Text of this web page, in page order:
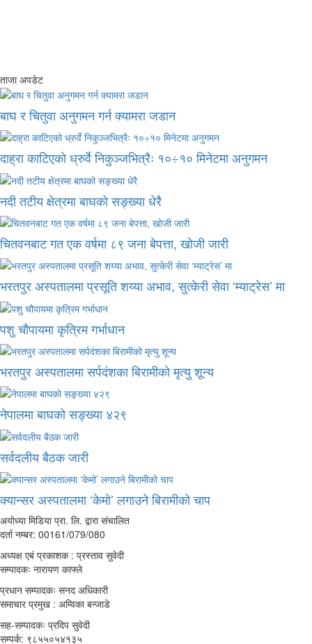
ताजा अपडेट
बाघ र चितुवा अनुगमन गर्न क्यामरा जडान
दाह्रा काटिएको ध्रुर्वे निकुञ्जभित्रैः १०÷१० मिनेटमा अनुगमन
नदी तटीय क्षेत्रमा बाघको सङ्ख्या धेरै
चितवनबाट गत एक वर्षमा ८९ जना बेपत्ता, खोजी जारी
भरतपुर अस्पतालमा प्रसूति शय्या अभाव, सुत्केरी सेवा ‘म्याट्रेस’ मा
पशु चौपायमा कृत्रिम गर्भाधान
भरतपुर अस्पतालमा सर्पदंशका बिरामीको मृत्यु शून्य
नेपालमा बाघको सङ्ख्या ४२९
सर्वदलीय बैठक जारी
क्यान्सर अस्पतालमा ‘केमो’ लगाउने बिरामीको चाप
अयोध्या मिडिया प्रा. लि. द्वारा संचालित
दर्ता नम्बर: 00161/079/080
अध्यक्ष एबं प्रकाशक : प्रस्ताव सुवेदी
सम्पादकः नारायण काफ्ले
प्रधान सम्पादकः सनद अधिकारी
समाचार प्रमुख : अम्विका बन्जाडे
सह-सम्पादकः प्रदिप सुवेदी
सम्पर्क: ९८५५०५४१३५